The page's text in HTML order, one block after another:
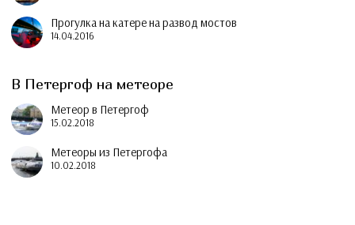
Прогулка на катере на развод мостов
14.04.2016
В Петергоф на метеоре
Метеор в Петергоф
15.02.2018
Метеоры из Петергофа
10.02.2018